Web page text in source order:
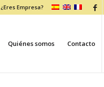
¿Eres Empresa?
Quiénes somos Contacto